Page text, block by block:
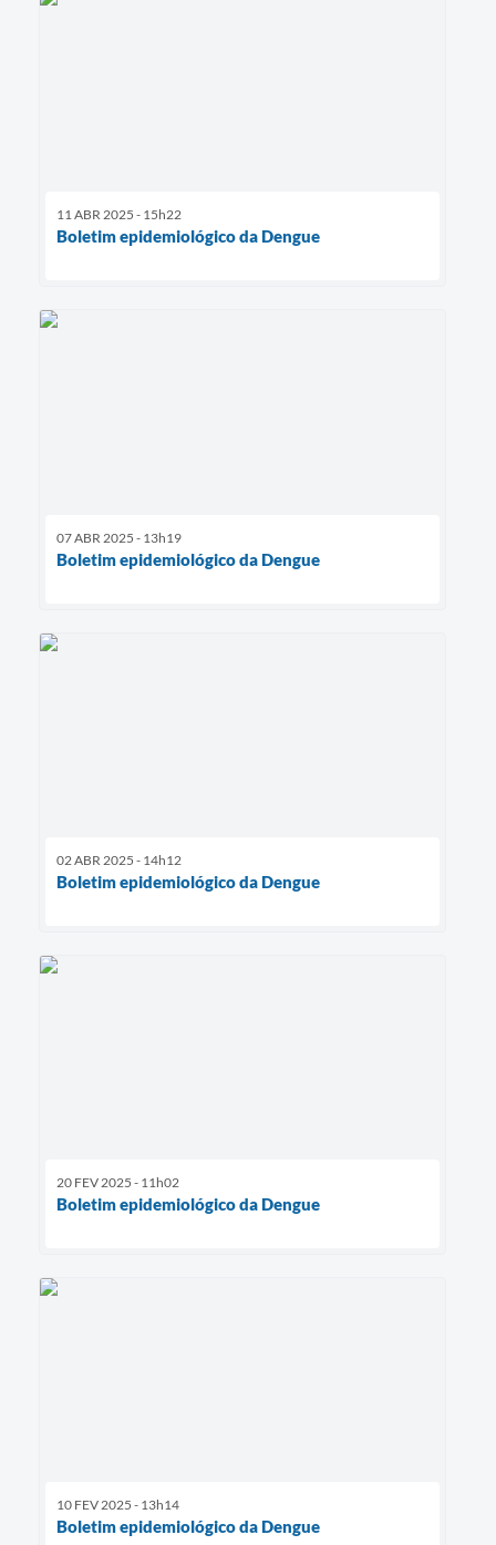
11 ABR 2025 - 15h22
Boletim epidemiológico da Dengue
07 ABR 2025 - 13h19
Boletim epidemiológico da Dengue
02 ABR 2025 - 14h12
Boletim epidemiológico da Dengue
20 FEV 2025 - 11h02
Boletim epidemiológico da Dengue
10 FEV 2025 - 13h14
Boletim epidemiológico da Dengue